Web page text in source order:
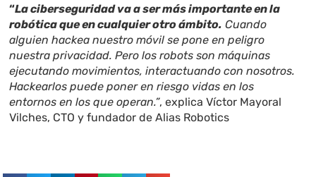
“La ciberseguridad va a ser más importante en la
robótica que en cualquier otro ámbito. Cuando
alguien hackea nuestro móvil se pone en peligro
nuestra privacidad. Pero los robots son máquinas
ejecutando movimientos, interactuando con nosotros.
Hackearlos puede poner en riesgo vidas en los
entornos en los que operan.”, explica Víctor Mayoral
Vilches, CTO y fundador de Alias Robotics